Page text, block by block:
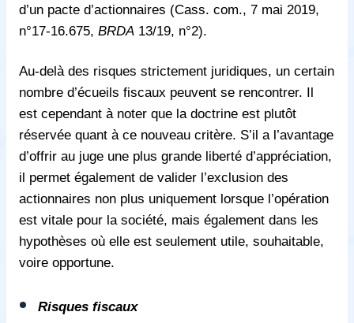
d’un pacte d’actionnaires (Cass. com., 7 mai 2019,
n°17-16.675, BRDA 13/19, n°2).
Au-delà des risques strictement juridiques, un certain
nombre d’écueils fiscaux peuvent se rencontrer. Il
est cependant à noter que la doctrine est plutôt
réservée quant à ce nouveau critère. S’il a l’avantage
d’offrir au juge une plus grande liberté d’appréciation,
il permet également de valider l’exclusion des
actionnaires non plus uniquement lorsque l’opération
est vitale pour la société, mais également dans les
hypothèses où elle est seulement utile, souhaitable,
voire opportune.
Risques fiscaux